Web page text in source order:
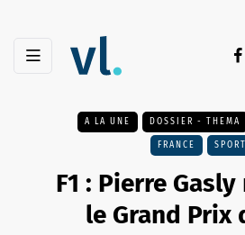
A LA UNE DOSSIER - THEMA
FRANCE SPORT
F1 : Pierre
le Grand Prix